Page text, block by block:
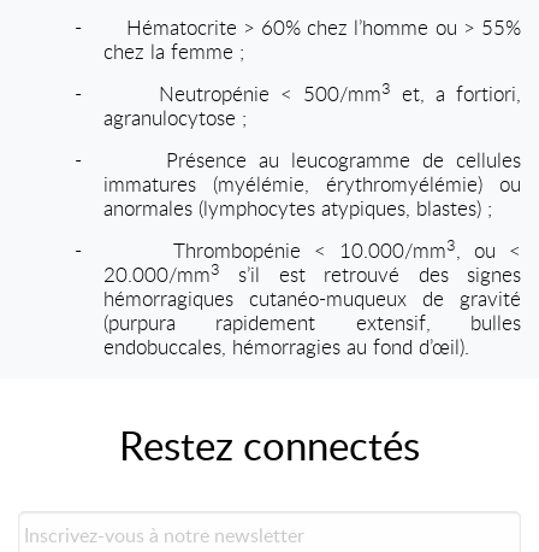
-
Hématocrite > 60% chez l’homme ou > 55%
chez la femme ;
-
Neutropénie < 500/mm3 et, a fortiori,
agranulocytose ;
-
Présence au leucogramme de cellules
immatures (myélémie, érythromyélémie) ou
anormales (lymphocytes atypiques, blastes) ;
-
Thrombopénie < 10.000/mm3, ou <
20.000/mm3
s’il est retrouvé des signes
hémorragiques cutanéo-muqueux de gravité
(purpura rapidement extensif, bulles
endobuccales, hémorragies au fond d’œil).
Restez connectés